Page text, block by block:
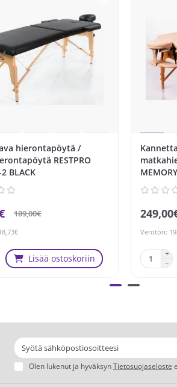
hierontapöytä /
RESTPRO
2 BLACK
189,00€
Lisää ostoskoriin
Veroton:
Olen lukenut ja hyväksynTietosuojaseloste